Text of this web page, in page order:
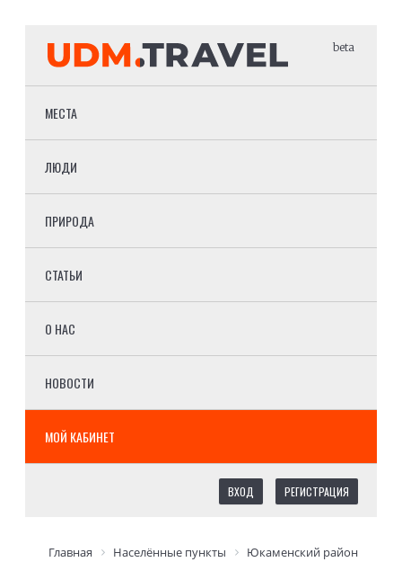
beta
МЕСТА
ЛЮДИ
ПРИРОДА
СТАТЬИ
О НАС
НОВОСТИ
МОЙ КАБИНЕТ
ВХОД РЕГИСТРАЦИЯ
Главная Населённые пункты
Юкаменский район